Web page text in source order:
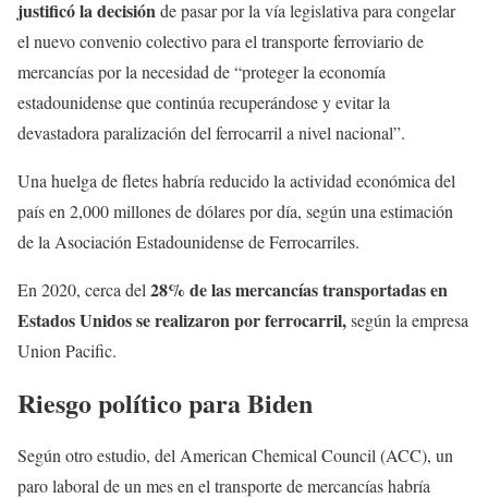
justificó la decisiónde pasar por la vía legislativa para congelar
el nuevo convenio colectivo para el transporte ferroviario de
mercancías por la necesidad de “proteger la economía
estadounidense que continúa recuperándose y evitar la
devastadora paralización del ferrocarril a nivel nacional”.
Una huelga de fletes habría reducido la actividad económica del
país en 2,000 millones de dólares por día, según una estimación
de la Asociación Estadounidense de Ferrocarriles.
En 2020, cerca del 28% de las mercancías transportadas en
Estados Unidos se realizaron por ferrocarril,según la empresa
Union Pacific.
Riesgo político para Biden
Según otro estudio, del American Chemical Council (ACC), un
paro laboral de un mes en el transporte de mercancías habría